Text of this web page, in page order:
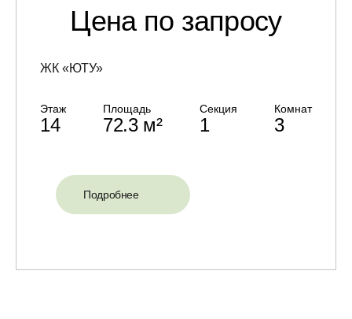
Цена по запросу
ЖК «ЮТУ»
Этаж
14
Площадь
72.3 м²
Секция
1
Комнат
3
Подробнее